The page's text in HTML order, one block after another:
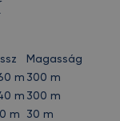
Magasság
m 300 m
m 300 m
m
30 m